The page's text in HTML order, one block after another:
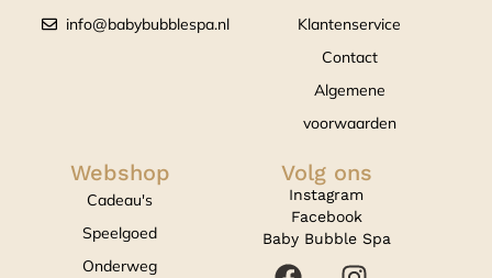
info@babybubblespa.nl
Klantenservice
Contact
Algemene
voorwaarden
Webshop
Cadeau's
Speelgoed
Onderweg
Volg ons
Instagram
Facebook
Baby Bubble Spa